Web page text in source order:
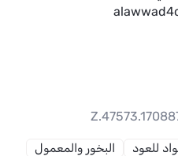
للعود
البخور والمعمول